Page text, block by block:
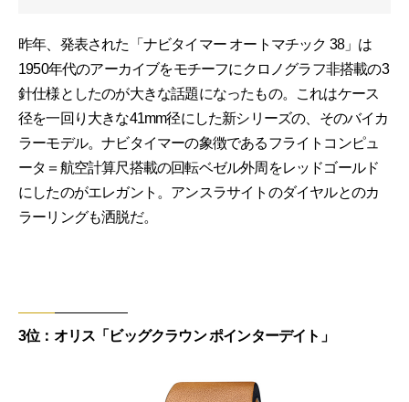
昨年、発表された「ナビタイマー オートマチック 38」は
1950年代のアーカイブをモチーフにクロノグラフ非搭載の3
針仕様としたのが大きな話題になったもの。これはケース
径を一回り大きな41mm径にした新シリーズの、そのバイカ
ラーモデル。ナビタイマーの象徴であるフライトコンピュ
ータ＝航空計算尺搭載の回転ベゼル外周をレッドゴールド
にしたのがエレガント。アンスラサイトのダイヤルとのカ
ラーリングも洒脱だ。
3位：オリス「ビッグクラウン ポインターデイト」